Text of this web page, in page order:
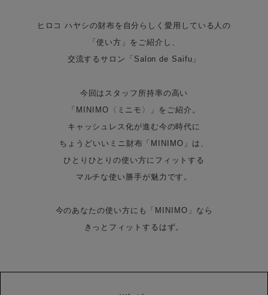
ヒロコ ハヤシの財布を自分らしく愛用している人の
「使い方」をご紹介し、
交流するサロン「Salon de Saifu」
今回はスタッフ所持率の高い
「MINIMO〈ミニモ〉」をご紹介。
キャッシュレス化が進む今の時代に
ちょうどいいミニ財布「MINIMO」は、
ひとりひとりの使い方にフィットする
マルチな使い勝手が魅力です。
今のあなたの使い方にも「MINIMO」なら
きっとフィットするはず。